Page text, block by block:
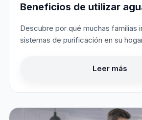
Beneficios de utilizar
Descubre por qué muchas familias
sistemas de purificación en su
Leer más